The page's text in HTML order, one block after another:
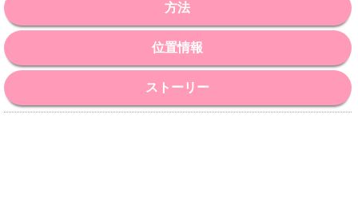
方法
位置情報
ストーリー